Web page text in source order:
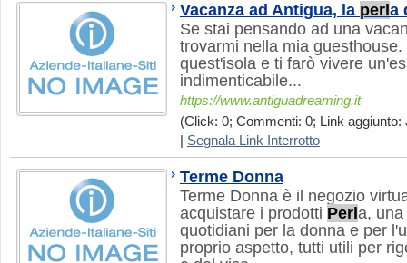
Vacanza ad Antigua, la perl a
Se stai pensando ad una
trovarmi nella mia
quest'isola e ti farò vivere
indimenticabile...
https://www.antiguadreaming.it
(Click: 0; Commenti: 0; Link aggiunto:
Segnala Link Interrotto
Terme Donna
Terme Donna è il negozio
acquistare i prodotti Perl a,
quotidiani per la donna e per
proprio aspetto, tutti utili per